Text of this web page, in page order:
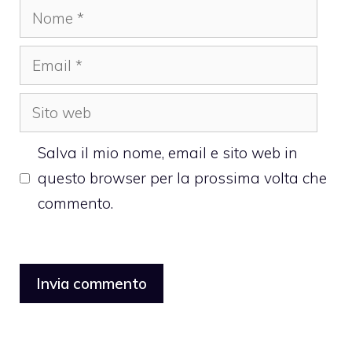
Nome
Email
Sito
web
Salva il mio nome, email e sito web in
questo browser per la prossima volta che
commento.